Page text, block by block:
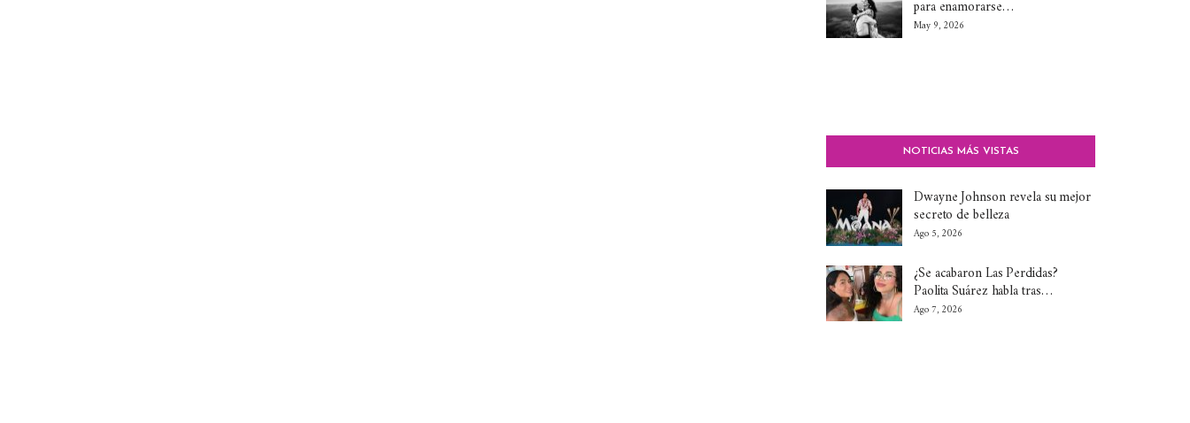
para enamorarse…
May 9, 2026
NOTICIAS MÁS VISTAS
Dwayne Johnson revela su mejor
secreto de belleza
Ago 5, 2026
¿Se acabaron Las Perdidas?
Paolita Suárez habla tras…
Ago 7, 2026